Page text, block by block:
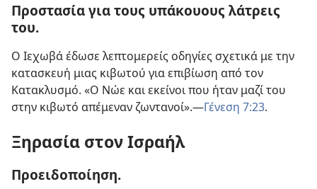
Προστασία για τους υπάκουους λάτρεις
του.
Ο Ιεχωβά έδωσε λεπτομερείς οδηγίες σχετικά με την
κατασκευή μιας κιβωτού για επιβίωση από τον
Κατακλυσμό. «Ο Νώε και εκείνοι που ήταν μαζί του
στην κιβωτό απέμεναν ζωντανοί».​—Γένεση 7:23.
Ξηρασία στον Ισραήλ
Προειδοποίηση.